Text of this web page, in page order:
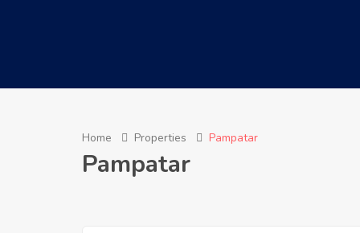
Home Properties Pampatar
Pampatar